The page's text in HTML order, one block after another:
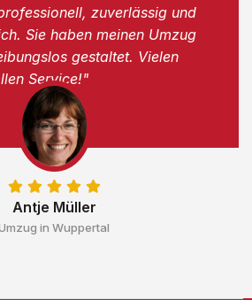
Antje Müller
in Wuppertal
zuverlässig und
Sie haben meinen Umzug
gestaltet. Vielen
Service!"